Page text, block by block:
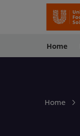
Home
Home